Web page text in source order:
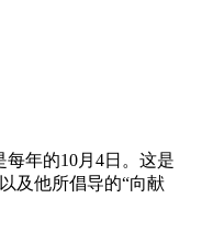
每年的10月4日。这是
及他所倡导的“向献